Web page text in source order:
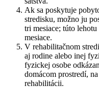
Ak sa poskytuje
stredisku, možno ju
tri mesiace; túto
mesiace.
V rehabilitačnom
aj rodine alebo inej
fyzickej osobe
domácom prostredí,
rehabilitácii.